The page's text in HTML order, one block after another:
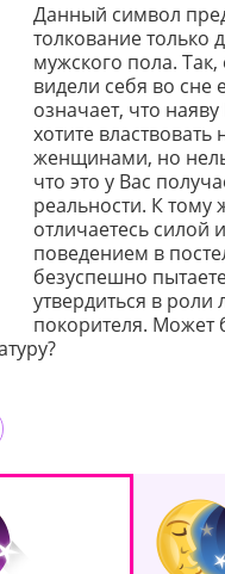
Данный символ
толкование только
мужского пола.
видели себя во сне
означает, что
хотите властвовать
женщинами, но
что это у Вас
реальности. К тому
отличаетесь силой
поведением в
безуспешно
утвердиться в
покорителя. Может